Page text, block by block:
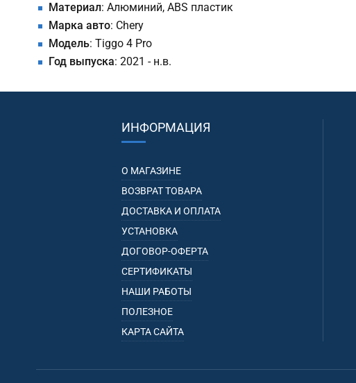
Материал: Алюминий, ABS пластик
Марка авто: Chery
Модель: Tiggo 4 Pro
Год выпуска: 2021 - н.в.
ИНФОРМАЦИЯ
О МАГАЗИНЕ
ВОЗВРАТ ТОВАРА
ДОСТАВКА И ОПЛАТА
УСТАНОВКА
ДОГОВОР-ОФЕРТА
СЕРТИФИКАТЫ
НАШИ РАБОТЫ
ПОЛЕЗНОЕ
КАРТА САЙТА